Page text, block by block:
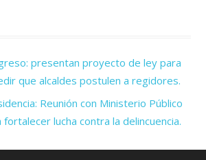
presentan proyecto de ley para
que alcaldes postulen a regidores.
Reunión con Ministerio Público
fortalecer lucha contra la delincuencia.